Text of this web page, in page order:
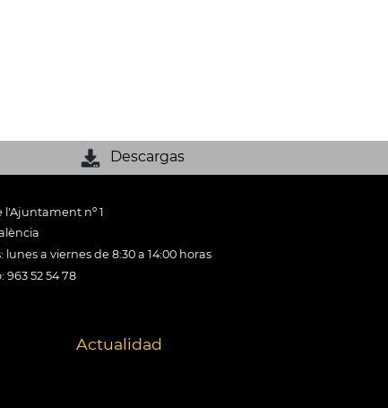
Descargas
l'Ajuntament nº 1
lunes a viernes de 8:30 a 14:00 horas
963 52 54 78
Actualidad